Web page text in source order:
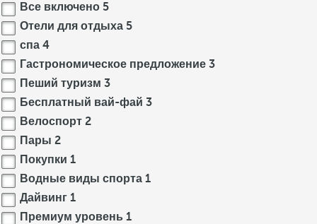
Все включено 5
Отели для отдыха 5
спа 4
Гастрономическое предложение 3
Пеший туризм 3
Бесплатный вай-фай 3
Велоспорт 2
Пары 2
Покупки 1
Водные виды спорта 1
Дайвинг 1
Премиум уровень 1